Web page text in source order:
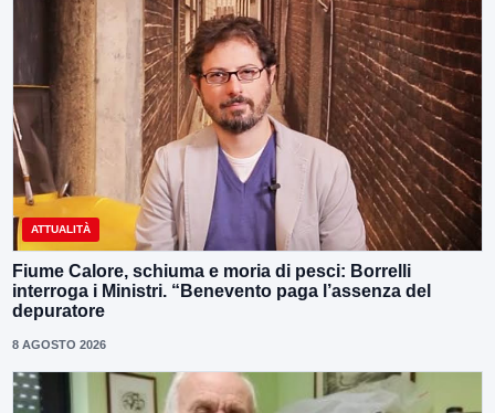
ATTUALITÀ
Fiume Calore, schiuma e moria di pesci: Borrelli
interroga i Ministri. “Benevento paga l’assenza del
depuratore
8 AGOSTO 2026